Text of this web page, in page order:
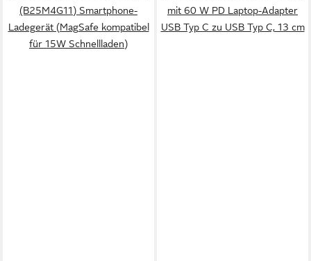
(B25M4G11) Smartphone-
Ladegerät (MagSafe kompatibel
für 15W Schnellladen)
mit 60 W PD Laptop-Adapter
USB Typ C zu USB Typ C, 13 cm